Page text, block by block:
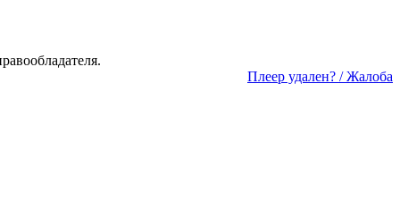
Пле­ер уда­лен? / Жа­ло­ба